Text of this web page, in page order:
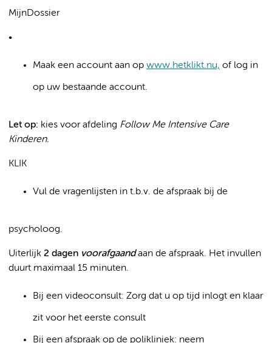
MijnDossier
•
Maak een account aan op www.hetklikt.nu, of log in
op uw bestaande account.
Let op: kies voor afdeling Follow Me Intensive Care
Kinderen.
KLIK
Vul de vragenlijsten in t.b.v. de afspraak bij de
psycholoog.
Uiterlijk 2 dagen voorafgaandaan de afspraak. Het invullen
duurt maximaal 15 minuten.
Bij een videoconsult: Zorg dat u op tijd inlogt en klaar
zit voor het eerste consult
Bij een afspraak op de polikliniek: neem